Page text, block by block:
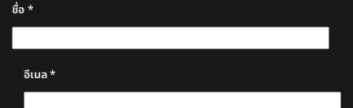
ชื่อ*
อีเมล*